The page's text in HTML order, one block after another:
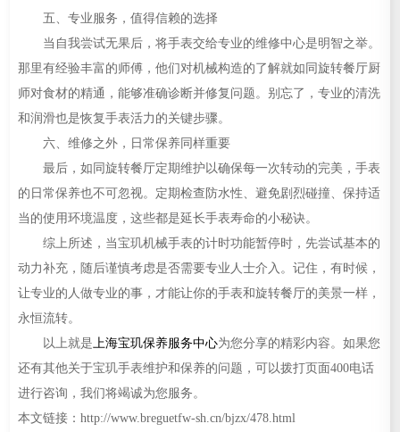
五、专业服务，值得信赖的选择
当自我尝试无果后，将手表交给专业的维修中心是明智之举。
那里有经验丰富的师傅，他们对机械构造的了解就如同旋转餐厅厨
师对食材的精通，能够准确诊断并修复问题。别忘了，专业的清洗
和润滑也是恢复手表活力的关键步骤。
六、维修之外，日常保养同样重要
最后，如同旋转餐厅定期维护以确保每一次转动的完美，手表
的日常保养也不可忽视。定期检查防水性、避免剧烈碰撞、保持适
当的使用环境温度，这些都是延长手表寿命的小秘诀。
综上所述，当宝玑机械手表的计时功能暂停时，先尝试基本的
动力补充，随后谨慎考虑是否需要专业人士介入。记住，有时候，
让专业的人做专业的事，才能让你的手表和旋转餐厅的美景一样，
永恒流转。
以上就是 上海宝玑保养服务中心为您分享的精彩内容。如果您
还有其他关于宝玑手表维护和保养的问题，可以拨打页面400电话
进行咨询，我们将竭诚为您服务。
本文链接：http://www.breguetfw-sh.cn/bjzx/478.html